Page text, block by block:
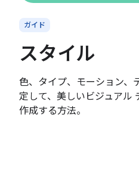
ガイド
スタイル
色、タイプ、モーション、
定して、美しいビジュアル
作成する方法。